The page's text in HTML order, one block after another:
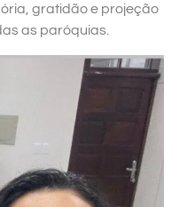
gratidão e projeção
as paróquias.